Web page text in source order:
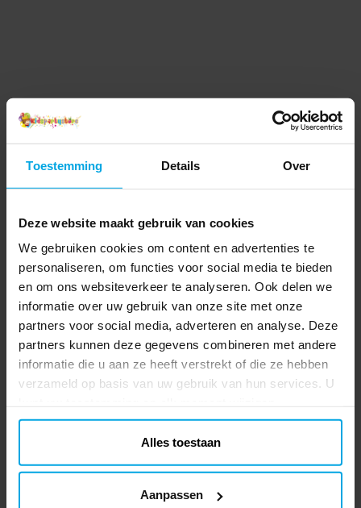
Toestemming Details Over
Deze website maakt gebruik van cookies
We gebruiken cookies om content en advertenties te
personaliseren, om functies voor social media te bieden
en om ons websiteverkeer te analyseren. Ook delen we
informatie over uw gebruik van onze site met onze
partners voor social media, adverteren en analyse. Deze
partners kunnen deze gegevens combineren met andere
informatie die u aan ze heeft verstrekt of die ze hebben
verzameld op basis van uw gebruik van hun services. U
Alles toestaan
Aanpassen